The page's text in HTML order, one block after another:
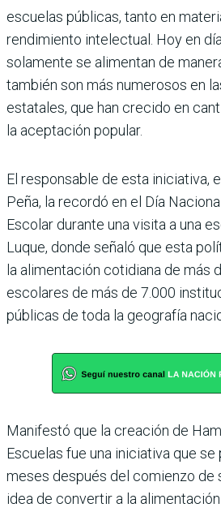
escuelas públi­cas, tanto en
rendimiento intelectual. Hoy en
solamente se alimentan de
también son más numerosos en
estatales, que han crecido en
la aceptación popular.
El responsable de esta iniciativa,
Peña, la recordó en el Día
Esco­lar durante una visita a una
Luque, donde señaló que esta
la alimentación cotidiana de más
escolares de más de 7.000
públicas de toda la geografía
Manifestó que la creación de
Escuelas fue una inicia­tiva que
meses des­pués del comienzo de
idea de convertir a la